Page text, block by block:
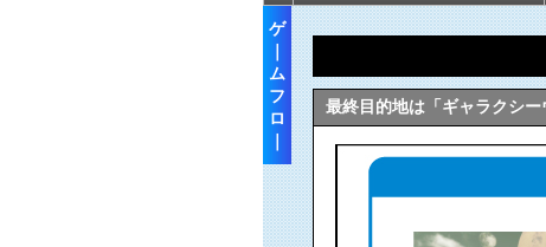
ゲ
ム
フ
ロ
最終目的地は「ギャラクシ